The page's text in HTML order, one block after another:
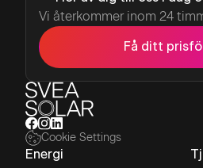
Vi återkommer inom 24
Få ditt
Cookie Settings
Energi